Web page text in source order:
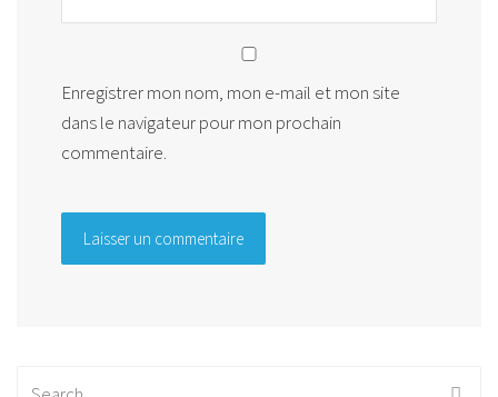
Enregistrer mon nom, mon e-mail et mon site
dans le navigateur pour mon prochain
commentaire.